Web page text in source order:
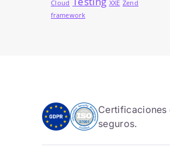
Cloud
XXE Zend
framework
Certificaciones
seguros.